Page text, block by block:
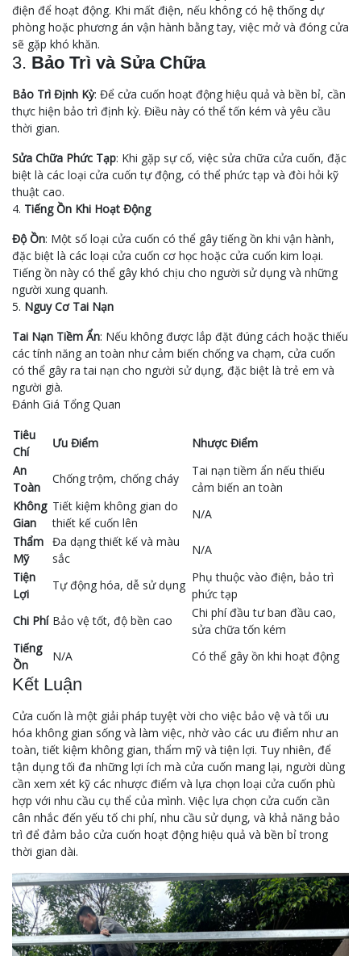
điện để hoạt động. Khi mất điện, nếu không có hệ thống dự
phòng hoặc phương án vận hành bằng tay, việc mở và đóng cửa
sẽ gặp khó khăn.
3. Bảo Trì và Sửa Chữa
Bảo Trì Định Kỳ: Để cửa cuốn hoạt động hiệu quả và bền bỉ, cần
thực hiện bảo trì định kỳ. Điều này có thể tốn kém và yêu cầu
thời gian.
Sửa Chữa Phức Tạp: Khi gặp sự cố, việc sửa chữa cửa cuốn, đặc
biệt là các loại cửa cuốn tự động, có thể phức tạp và đòi hỏi kỹ
thuật cao.
4. Tiếng Ồn Khi Hoạt Động
Độ Ồn: Một số loại cửa cuốn có thể gây tiếng ồn khi vận hành,
đặc biệt là các loại cửa cuốn cơ học hoặc cửa cuốn kim loại.
Tiếng ồn này có thể gây khó chịu cho người sử dụng và những
người xung quanh.
5. Nguy Cơ Tai Nạn
Tai Nạn Tiềm Ẩn: Nếu không được lắp đặt đúng cách hoặc thiếu
các tính năng an toàn như cảm biến chống va chạm, cửa cuốn
có thể gây ra tai nạn cho người sử dụng, đặc biệt là trẻ em và
người già.
Đánh Giá Tổng Quan
Tiêu
Chí
Ưu Điểm
Nhược Điểm
An
Toàn
Chống trộm, chống cháy
Tai nạn tiềm ẩn nếu thiếu
cảm biến an toàn
Không
Gian
Tiết kiệm không gian do
thiết kế cuốn lên
N/A
Thẩm
Mỹ
Đa dạng thiết kế và màu
sắc
N/A
Tiện
Lợi
Tự động hóa, dễ sử dụng
Phụ thuộc vào điện, bảo trì
phức tạp
Chi Phí Bảo vệ tốt, độ bền cao
Chi phí đầu tư ban đầu cao,
sửa chữa tốn kém
Tiếng
Ồn
N/A Có thể gây ồn khi hoạt động
Kết Luận
Cửa cuốn là một giải pháp tuyệt vời cho việc bảo vệ và tối ưu
hóa không gian sống và làm việc, nhờ vào các ưu điểm như an
toàn, tiết kiệm không gian, thẩm mỹ và tiện lợi. Tuy nhiên, để
tận dụng tối đa những lợi ích mà cửa cuốn mang lại, người dùng
cần xem xét kỹ các nhược điểm và lựa chọn loại cửa cuốn phù
hợp với nhu cầu cụ thể của mình. Việc lựa chọn cửa cuốn cần
cân nhắc đến yếu tố chi phí, nhu cầu sử dụng, và khả năng bảo
trì để đảm bảo cửa cuốn hoạt động hiệu quả và bền bỉ trong
thời gian dài.